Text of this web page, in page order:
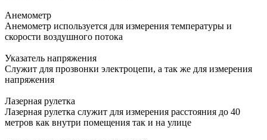
Анемометр
Анемометр используется для измерения температуры и
скорости воздушного потока
Указатель напряжения
Служит для прозвонки электроцепи, а так же для измерения
напряжения
Лазерная рулетка
Лазерная рулетка служит для измерения расстояния до 40
метров как внутри помещения так и на улице